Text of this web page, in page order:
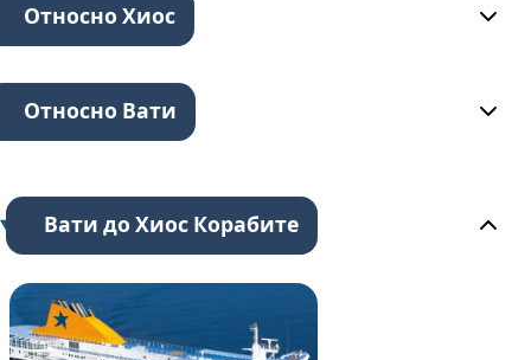
Относно Хиос
Относно Вати
Вати до Хиос Корабите